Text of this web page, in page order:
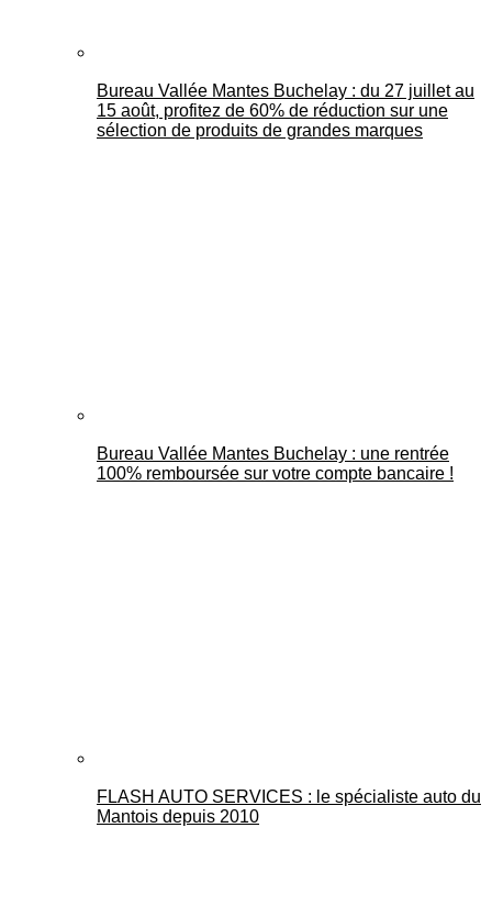
Bureau Vallée Mantes Buchelay : du 27 juillet au
15 août, profitez de 60% de réduction sur une
sélection de produits de grandes marques
Bureau Vallée Mantes Buchelay : une rentrée
100% remboursée sur votre compte bancaire !
FLASH AUTO SERVICES : le spécialiste auto du
Mantois depuis 2010